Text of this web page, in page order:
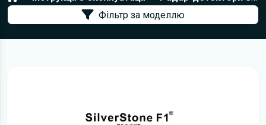
Фільтр за моделлю